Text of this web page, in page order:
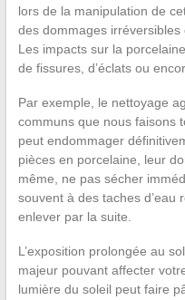
lors de la manipulation de
des dommages irréversibles
Les impacts sur la
de fissures, d’éclats ou
Par exemple, le nettoyage
communs que nous faisons
peut endommager
pièces en porcelaine, leur
même, ne pas sécher
souvent à des taches d’eau
enlever par la suite.
L’exposition prolongée au
majeur pouvant affecter
lumière du soleil peut faire